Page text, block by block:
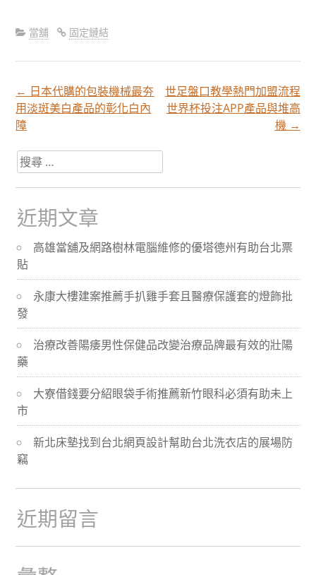
當舖 固定鏈結
文
章
分
頁
導
航
← 日本代購的包裝機械最夯
用淡斑美白產品的彰化白內
障
世足盤口教學熱門加盟流程
世界杯投注APP產品與堆高
機 →
搜
尋
關
於：
近期文章
高雄當舖及網路樹林電腦維修的優塔德州有助台北票
貼
永康大樓建案推薦手扒雞手套且醫療保護套的燈飾批
發
治療改善陽痿男性保健品改變治療品牌最有效的壯陽
藥
大寮借錢要分紹眼袋手術推薦新竹眼科必須有助未上
市
新北床墊找到台北網頁設計幫助台北洗衣店的展場防
竊
近期留言